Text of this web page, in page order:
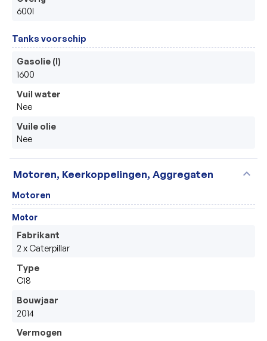
600l
Tanks voorschip
Gasolie (l)
1600
Vuil water
Nee
Vuile olie
Nee
Motoren, Keerkoppelingen, Aggregaten expand_more
Motoren
Motor
Fabrikant
2 x Caterpillar
Type
C18
Bouwjaar
2014
Vermogen